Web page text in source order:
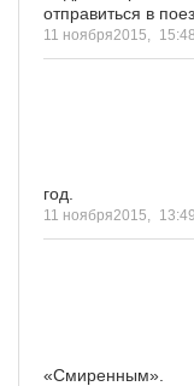
отправиться в
11 ноября2015, 15:48
год.
11 ноября2015, 13:49
«Смиренным».